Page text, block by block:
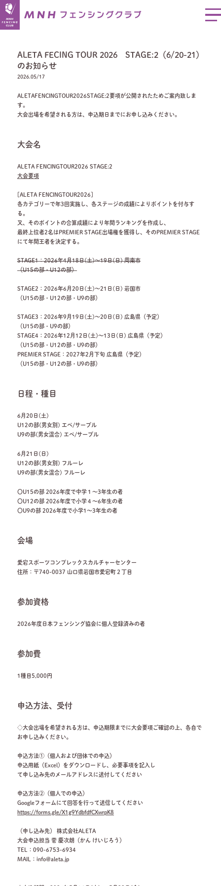
ALETA FECING TOUR 2026 STAGE:2（6/20-21）
のお知らせ
2026.05/17
ALETAFENCINGTOUR2026STAGE:2要項が公開されたためご案内致しま
す。
大会出場を希望される方は、申込期日までにお申し込みください。
大会名
ALETA FENCINGTOUR2026 STAGE:2
大会要項
[ALETA FENCINGTOUR2026]
各カテゴリーで年3回実施し、各ステージの成績によりポイントを付与す
る。
又、そのポイントの合算成績により年間ランキングを作成し、
最終上位者2名はPREMIER STAGE出場権を獲得し、そのPREMIER STAGE
にて年間王者を決定する。
STAGE1：2026年4月18日(土)～19日(日) 周南市
（U15の部・U12の部）
STAGE2：2026年6月20日(土)～21日(日) 岩国市
（U15の部・U12の部・U9の部）
STAGE3：2026年9月19日(土)～20日(日) 広島県（予定）
（U15の部・U9の部）
STAGE4：2026年12月12日(土)～13日(日) 広島県（予定）
（U15の部・U12の部・U9の部）
PREMIER STAGE：2027年2月下旬 広島県（予定）
（U15の部・U12の部・U9の部）
日程・種目
6月20日(土)
U12の部(男女別) エペ/サーブル
U9の部(男女混合) エペ/サーブル
6月21日(日)
U12の部(男女別) フルーレ
U9の部(男女混合) フルーレ
〇U15の部 2026年度で中学１～3年生の者
〇U12の部 2026年度で小学４～6年生の者
〇U9の部 2026年度で小学1～3年生の者
会場
愛宕スポーツコンプレックスカルチャーセンター
住所：〒740-0037 山口県岩国市愛宕町２丁目
参加資格
2026年度日本フェンシング協会に個人登録済みの者
参加費
1種目5,000円
申込方法、受付
◇大会出場を希望される方は、申込期限までに大会要項ご確認の上、各自で
お申し込みください。
申込方法①（個人および団体での申込）
申込用紙（Excel）をダウンロードし、必要事項を記入し
て申し込み先のメールアドレスに送付してください
申込方法②（個人での申込）
Googleフォームにて回答を行って送信してください
https://forms.gle/X1g9YdbfdfCXwrpK8
（申し込み先） 株式会社ALETA
大会申込担当 菅 慶次朗（かん けいじろう）
TEL：090-6753-6934
MAIL：info@aleta.jp